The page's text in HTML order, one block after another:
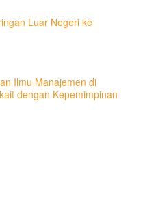
Luar Negeri ke
Ilmu Manajemen di
dengan Kepemimpinan